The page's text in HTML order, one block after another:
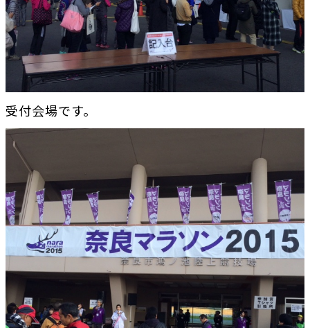
受付会場です。